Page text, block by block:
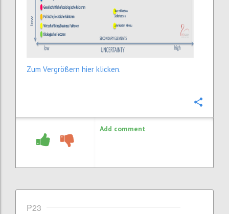
Zum Vergrößern hier klicken.
Add comment
P23